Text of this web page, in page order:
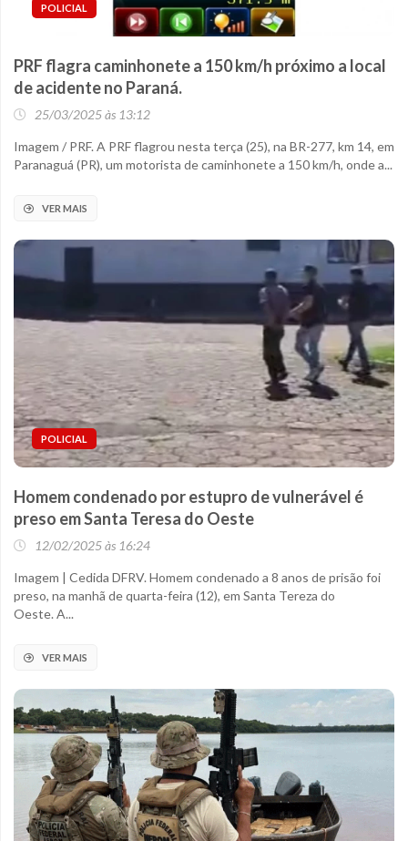
POLICIAL
PRF flagra caminhonete a 150 km/h próximo a local
de acidente no Paraná.
25/03/2025 às 13:12
Imagem / PRF. A PRF flagrou nesta terça (25), na BR-277, km 14, em
Paranaguá (PR), um motorista de caminhonete a 150 km/h, onde a...
VER MAIS
POLICIAL
Homem condenado por estupro de vulnerável é
preso em Santa Teresa do Oeste
12/02/2025 às 16:24
Imagem | Cedida DFRV. Homem condenado a 8 anos de prisão foi
preso, na manhã de quarta-feira (12), em Santa Tereza do
Oeste. A...
VER MAIS